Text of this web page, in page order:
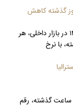
نسبت به روز گذشته کاهش
به گزارش صنعت نیوز،امروز پنجشنبه ۲۰ شهریور ۱۴۰۴ در بازار داخلی، هر
با نرخ
به گزارش صنعت نیوز، داده‌ها نشان داد که طی ۲۴ ساعت گذشته، رقم